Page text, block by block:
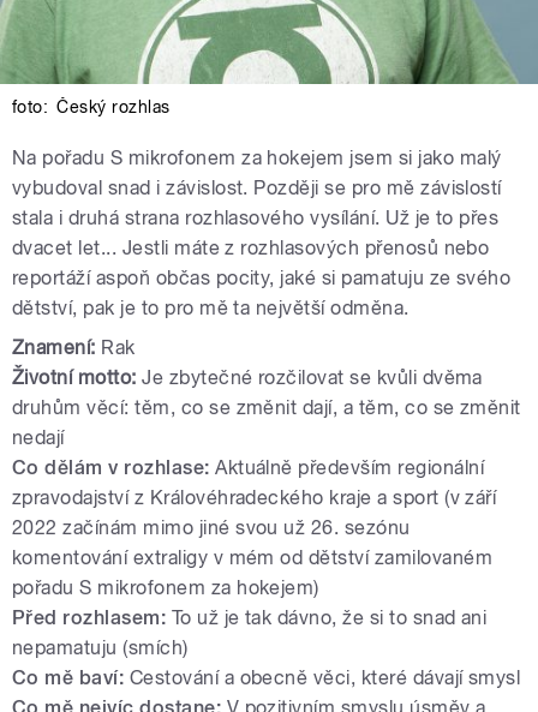
foto: Český rozhlas
Na pořadu S mikrofonem za hokejem jsem si jako malý
vybudoval snad i závislost. Později se pro mě závislostí
stala i druhá strana rozhlasového vysílání. Už je to přes
dvacet let... Jestli máte z rozhlasových přenosů nebo
reportáží aspoň občas pocity, jaké si pamatuju ze svého
dětství, pak je to pro mě ta největší odměna.
Znamení: Rak
Životní motto:Je zbytečné rozčilovat se kvůli dvěma
druhům věcí: těm, co se změnit dají, a těm, co se změnit
nedají
Co dělám v rozhlase: Aktuálně především regionální
zpravodajství z Královéhradeckého kraje a sport (v září
2022 začínám mimo jiné svou už 26. sezónu
komentování extraligy v mém od dětství zamilovaném
pořadu S mikrofonem za hokejem)
Před rozhlasem: To už je tak dávno, že si to snad ani
nepamatuju (smích)
Co mě baví: Cestování a obecně věci, které dávají smysl